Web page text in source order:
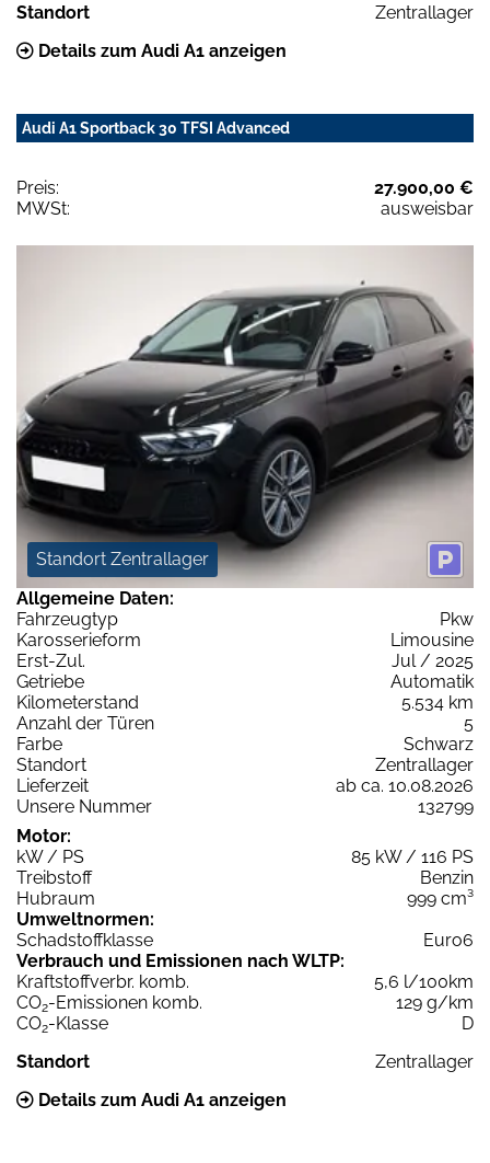
Standort
Zentrallager
Details zum Audi A1 anzeigen
Audi A1 Sportback 30 TFSI Advanced
Preis:
27.900,00 €
MWSt:
ausweisbar
Standort Zentrallager
Allgemeine Daten:
Fahrzeugtyp
Pkw
Karosserieform
Limousine
Erst-Zul.
Jul / 2025
Getriebe
Automatik
Kilometerstand
5.534 km
Anzahl der Türen
5
Farbe
Schwarz
Standort
Zentrallager
Lieferzeit
ab ca. 10.08.2026
Unsere Nummer
132799
Motor:
kW / PS
85 kW / 116 PS
Treibstoff
Benzin
Hubraum
999 cm³
Umweltnormen:
Schadstoffklasse
Euro6
Verbrauch und Emissionen nach WLTP:
Kraftstoffverbr. komb.
5,6 l/100km
CO2-Emissionen komb.
129 g/km
CO2-Klasse
D
Standort
Zentrallager
Details zum Audi A1 anzeigen